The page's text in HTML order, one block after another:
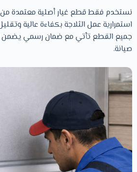
نستخدم فقط قطع غيار أصلية معتمدة
استمرارية عمل الثلاجة بكفاءة عالية
جميع القطع تأتي مع ضمان رسمي يضمن
صيانة.